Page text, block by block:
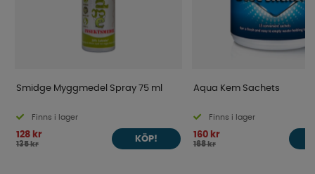
Smidge Myggmedel Spray 75 ml
Finns i lager
128 kr
135 kr
KÖP!
Aqua Kem Sachets
Finns i lager
160 kr
168 kr